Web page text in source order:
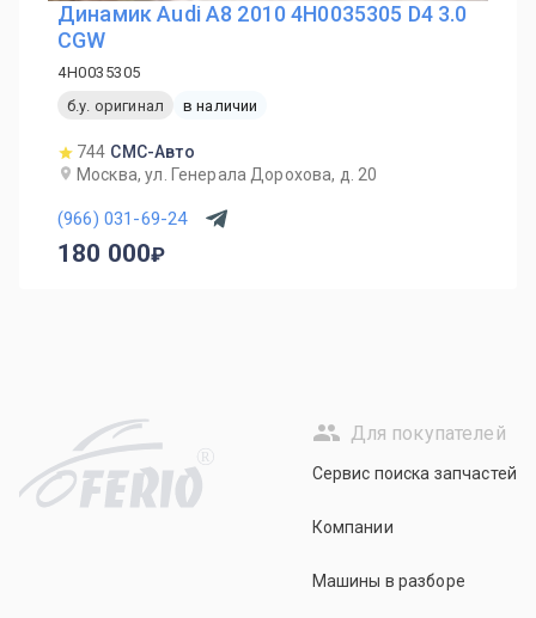
Динамик Audi A8 2010 4H0035305 D4 3.0
CGW
4H0035305
б.у. оригинал
в наличии
744 СМС-Авто
Москва, ул. Генерала Дорохова, д. 20
(966) 031-69-24
180 000
R
Для покупателей
Сервис поиска запчастей
Компании
Машины в разборе